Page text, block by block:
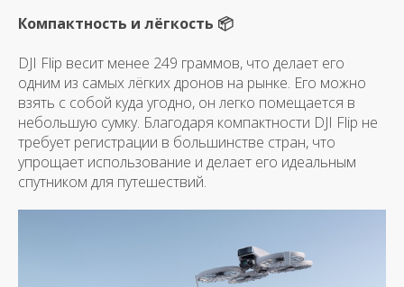
Компактность и лёгкость 📦
DJI Flip весит менее 249 граммов, что делает его
одним из самых лёгких дронов на рынке. Его можно
взять с собой куда угодно, он легко помещается в
небольшую сумку. Благодаря компактности DJI Flip не
требует регистрации в большинстве стран, что
упрощает использование и делает его идеальным
спутником для путешествий.